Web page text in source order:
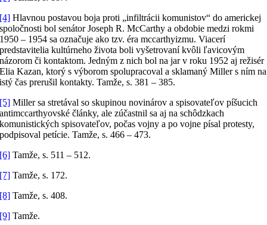
[4] Hlavnou postavou boja proti „infiltrácii komunistov“ do americkej
spoločnosti bol senátor Joseph R. McCarthy a obdobie medzi rokmi
1950 – 1954 sa označuje ako tzv. éra mccarthyizmu. Viacerí
predstavitelia kultúrneho života boli vyšetrovaní kvôli ľavicovým
názorom či kontaktom. Jedným z nich bol na jar v roku 1952 aj režisér
Elia Kazan, ktorý s výborom spolupracoval a sklamaný Miller s ním na
istý čas prerušil kontakty. Tamže, s. 381 – 385.
[5] Miller sa stretával so skupinou novinárov a spisovateľov píšucich
antimccarthyovské články, ale zúčastnil sa aj na schôdzkach
komunistických spisovateľov, počas vojny a po vojne písal protesty,
podpisoval petície. Tamže, s. 466 – 473.
[6] Tamže, s. 511 – 512.
[7] Tamže, s. 172.
[8] Tamže, s. 408.
[9] Tamže.